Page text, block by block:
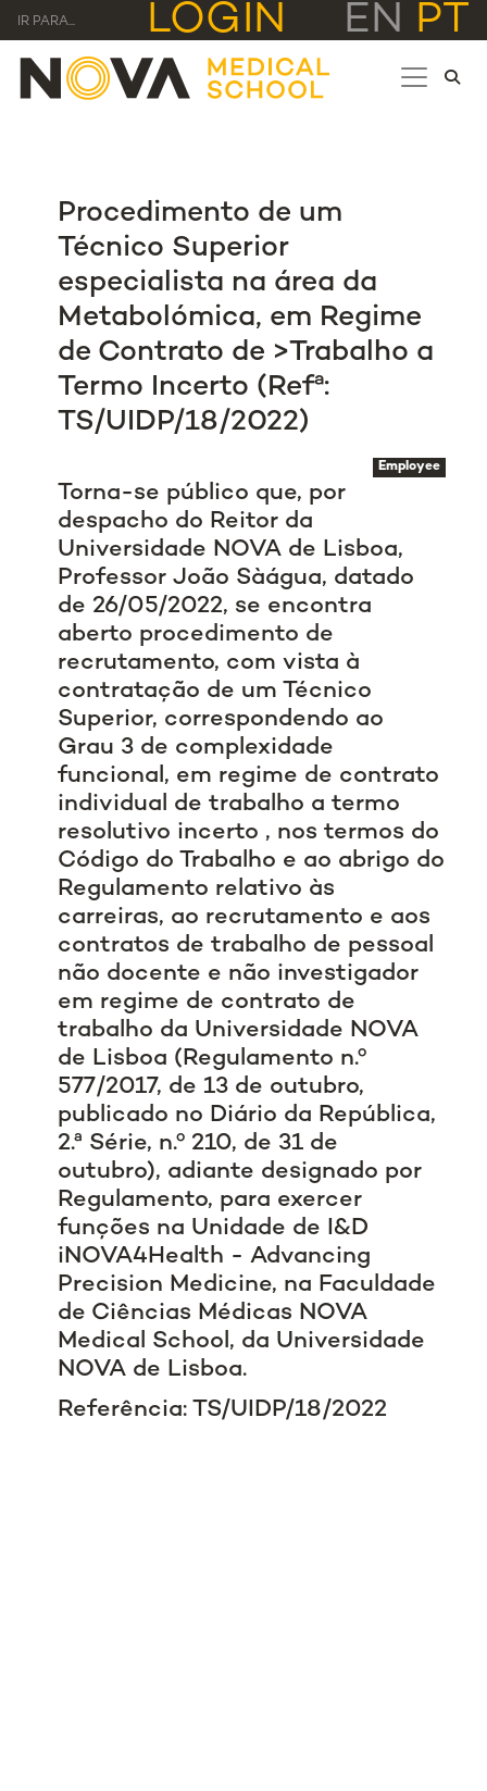
IR PARA... LOGIN EN PT
Procedimento de um
Técnico Superior
especialista na área da
Metabolómica, em Regime
de Contrato de >Trabalho a
Termo Incerto (Refª:
TS/UIDP/18/2022)
Employee
Torna-se público que, por
despacho do Reitor da
Universidade NOVA de Lisboa,
Professor João Sàágua, datado
de 26/05/2022, se encontra
aberto procedimento de
recrutamento, com vista à
contratação de um Técnico
Superior, correspondendo ao
Grau 3 de complexidade
funcional, em regime de contrato
individual de trabalho a termo
resolutivo incerto , nos termos do
Código do Trabalho e ao abrigo do
Regulamento relativo às
carreiras, ao recrutamento e aos
contratos de trabalho de pessoal
não docente e não investigador
em regime de contrato de
trabalho da Universidade NOVA
de Lisboa (Regulamento n.º
577/2017, de 13 de outubro,
publicado no Diário da República,
2.ª Série, n.º 210, de 31 de
outubro), adiante designado por
Regulamento, para exercer
funções na Unidade de I&D
iNOVA4Health - Advancing
Precision Medicine, na Faculdade
de Ciências Médicas NOVA
Medical School, da Universidade
NOVA de Lisboa.
Referência: TS/UIDP/18/2022